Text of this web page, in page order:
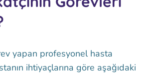
yapan profesyonel hasta
ihtiyaçlarına göre aşağıdaki